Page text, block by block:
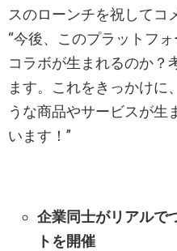
スのローンチを祝してコ
“今後、このプラットフ
コラボが生まれるのか？
ます。これをきっかけに
うな商品やサービスが生
います！”
企業同士がリアルで
トを開催